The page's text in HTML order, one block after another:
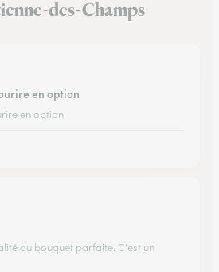
des-Champs
en option
en option
du bouquet parfaite. C'est un